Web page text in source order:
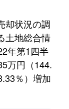
却状況の調
土地総合情
年第1四半
万円（144.
％）増加